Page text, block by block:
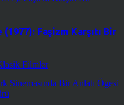
Faşizm Karşıtı Bir
Filmler